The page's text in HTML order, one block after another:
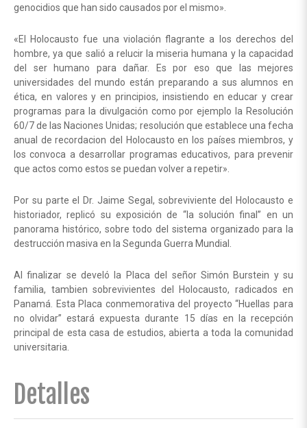
genocidios que han sido causados por el mismo».
«El Holocausto fue una violación flagrante a los derechos del
hombre, ya que salió a relucir la miseria humana y la capacidad
del ser humano para dañar. Es por eso que las mejores
universidades del mundo están preparando a sus alumnos en
ética, en valores y en principios, insistiendo en educar y crear
programas para la divulgación como por ejemplo la Resolución
60/7 de las Naciones Unidas; resolución que establece una fecha
anual de recordacion del Holocausto en los países miembros, y
los convoca a desarrollar programas educativos, para prevenir
que actos como estos se puedan volver a repetir».
Por su parte el Dr. Jaime Segal, sobreviviente del Holocausto e
historiador, replicó su exposición de “la solución final” en un
panorama histórico, sobre todo del sistema organizado para la
destrucción masiva en la Segunda Guerra Mundial.
Al finalizar se develó la Placa del señor Simón Burstein y su
familia, tambien sobrevivientes del Holocausto, radicados en
Panamá. Esta Placa conmemorativa del proyecto “Huellas para
no olvidar” estará expuesta durante 15 días en la recepción
principal de esta casa de estudios, abierta a toda la comunidad
universitaria.
Detalles